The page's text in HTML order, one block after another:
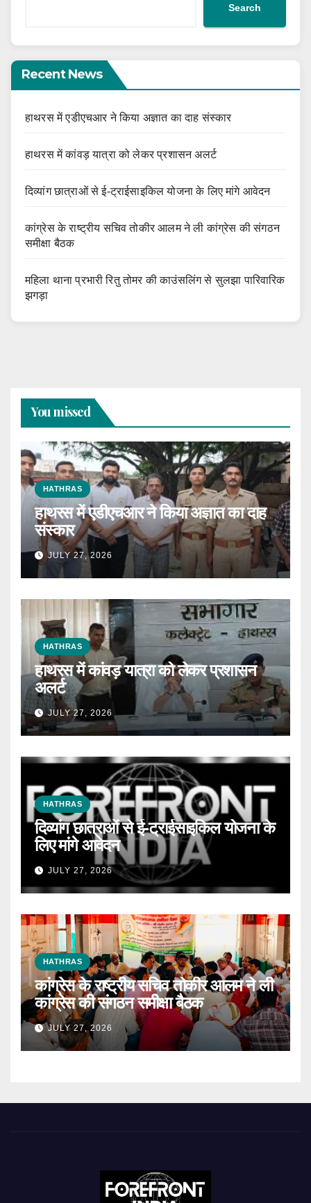
Search
Recent News
हाथरस में एडीएचआर ने किया अज्ञात का दाह संस्कार
हाथरस में कांवड़ यात्रा को लेकर प्रशासन अलर्ट
दिव्यांग छात्राओं से ई-ट्राईसाइकिल योजना के लिए मांगे आवेदन
कांग्रेस के राष्ट्रीय सचिव तोकीर आलम ने ली कांग्रेस की संगठन
समीक्षा बैठक
महिला थाना प्रभारी रितु तोमर की काउंसलिंग से सुलझा पारिवारिक
झगड़ा
You missed
HATHRAS
हाथरस में एडीएचआर ने किया अज्ञात का दाह
संस्कार
JULY 27, 2026
HATHRAS
हाथरस में कांवड़ यात्रा को लेकर प्रशासन
अलर्ट
JULY 27, 2026
HATHRAS
दिव्यांग छात्राओं से ई-ट्राईसाइकिल योजना के
लिए मांगे आवेदन
JULY 27, 2026
HATHRAS
कांग्रेस के राष्ट्रीय सचिव तोकीर आलम ने ली
कांग्रेस की संगठन समीक्षा बैठक
JULY 27, 2026